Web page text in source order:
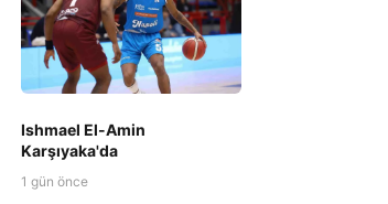
Ishmael El-Amin
Karşıyaka'da
1 gün önce